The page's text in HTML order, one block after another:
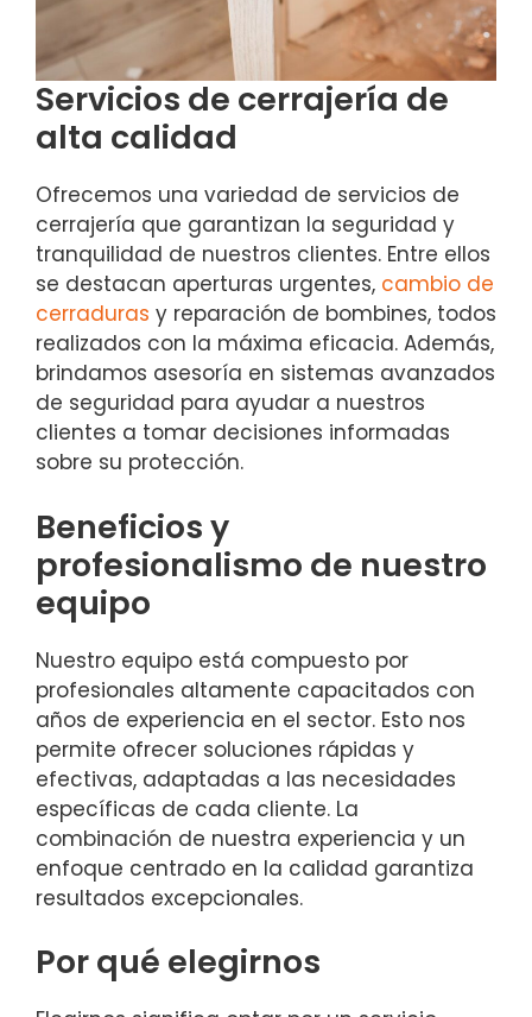
Servicios de cerrajería de
alta calidad
Ofrecemos una variedad de servicios de
cerrajería que garantizan la seguridad y
tranquilidad de nuestros clientes. Entre ellos
se destacan aperturas urgentes, cambio de
cerraduras y reparación de bombines, todos
realizados con la máxima eficacia. Además,
brindamos asesoría en sistemas avanzados
de seguridad para ayudar a nuestros
clientes a tomar decisiones informadas
sobre su protección.
Beneficios y
profesionalismo de nuestro
equipo
Nuestro equipo está compuesto por
profesionales altamente capacitados con
años de experiencia en el sector. Esto nos
permite ofrecer soluciones rápidas y
efectivas, adaptadas a las necesidades
específicas de cada cliente. La
combinación de nuestra experiencia y un
enfoque centrado en la calidad garantiza
resultados excepcionales.
Por qué elegirnos